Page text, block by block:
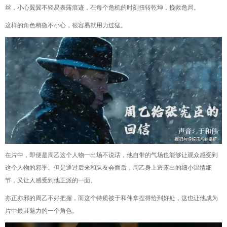
丝，小心翼翼不轻易表露痕迹，在每个危机的时刻扭转乾坤，挽救危局。
这样的角色稍微不小心，很容易就用力过猛。
在片中，即便是周乙这个人物一出场不说话，他自带的气场也能够让观众感受到
这个人物的邪乎。但是通过后来和队友会面后，周乙身上透露出的细小温情细
节，又让人感受到他正派的一面。
亦正亦邪的周乙不好把握，而这个特质被于和伟拿捏得恰到好处，这也让他成为
片中最具魅力的一个角色。